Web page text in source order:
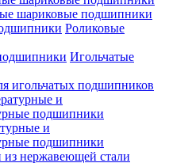
шариковые подшипники
Роликовые
Игольчатые
игольчатых подшипников
и
подшипники